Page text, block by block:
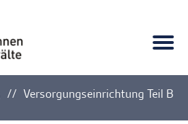
Versorgungseinrichtung Teil B